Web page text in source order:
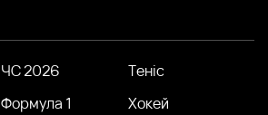
ЧС 2026
Теніс
Формула 1
Хокей